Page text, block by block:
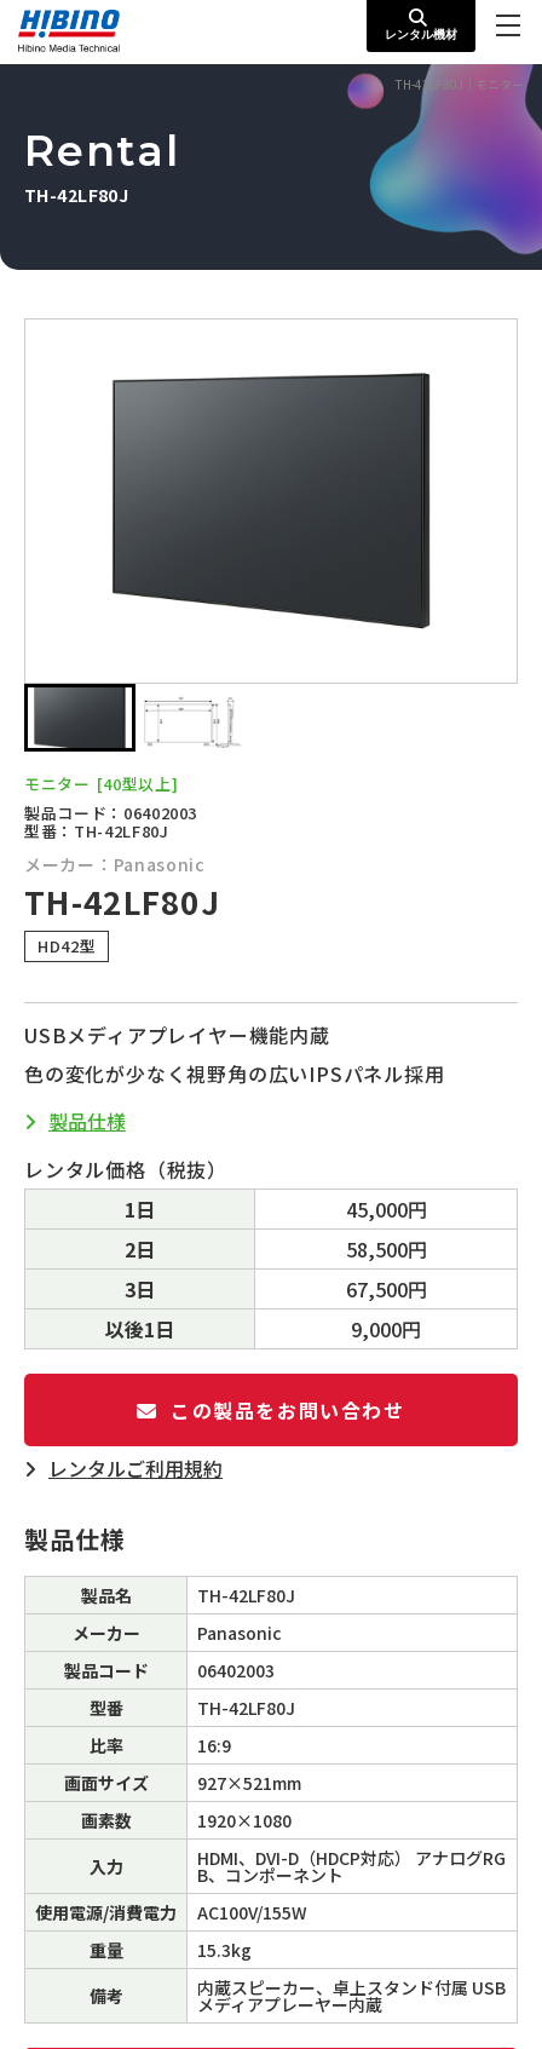
レンタル機材
TH-42LF80J｜モニター
Rental
TH-42LF80J
モニター [40型以上]
製品コード：06402003
型番：TH-42LF80J
メーカー：Panasonic
TH-42LF80J
HD42型
USBメディアプレイヤー機能内蔵
色の変化が少なく視野角の広いIPSパネル採用
製品仕様
レンタル価格（税抜）
1日
45,000円
2日
58,500円
3日
67,500円
以後1日
9,000円
この製品をお問い合わせ
レンタルご利⽤規約
製品仕様
製品名
TH-42LF80J
メーカー
Panasonic
製品コード
06402003
型番
TH-42LF80J
比率
16:9
画面サイズ
927×521mm
画素数
1920×1080
入力
HDMI、DVI-D（HDCP対応） アナログRG
B、コンポーネント
使用電源/消費電力
AC100V/155W
重量
15.3kg
備考
内蔵スピーカー、卓上スタンド付属 USB
メディアプレーヤー内蔵